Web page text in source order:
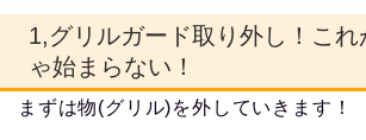
1,グリルガード取り外し！これ
ゃ始まらない！
まずは物(グリル)を外していきます！